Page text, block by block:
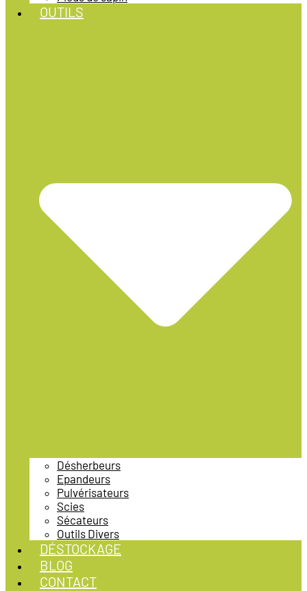
OUTILS
Désherbeurs
Epandeurs
Pulvérisateurs
Scies
Sécateurs
Outils Divers
DÉSTOCKAGE
BLOG
CONTACT